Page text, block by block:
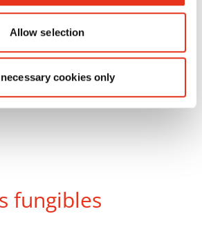
Allow selection
necessary cookies only
fungibles